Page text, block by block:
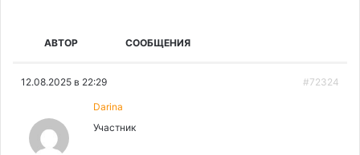
АВТОР СООБЩЕНИЯ
12.08.2025 в 22:29 #72324
Darina
Участник